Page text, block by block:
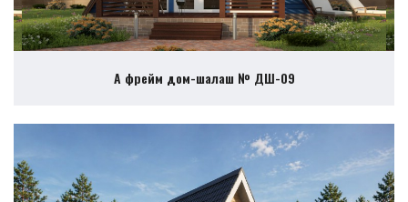
А фрейм дом-шалаш № ДШ-09